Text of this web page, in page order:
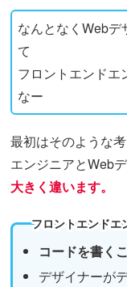
なんとなくWebデ
て
フロントエンドエ
なー
最初はそのような
エンジニアとWeb
大きく違います。
フロントエンドエ
コードを書く
デザイナーが